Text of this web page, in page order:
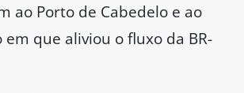
ao Porto de Cabedelo e ao
que aliviou o fluxo da BR-